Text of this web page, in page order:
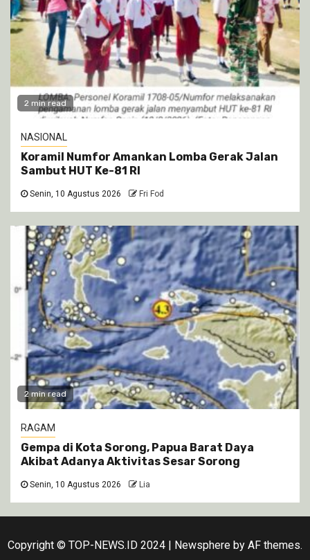
2 min read
NASIONAL
Koramil Numfor Amankan Lomba Gerak Jalan
Sambut HUT Ke-81 RI
Senin, 10 Agustus 2026 Fri Fod
2 min read
RAGAM
Gempa di Kota Sorong, Papua Barat Daya
Akibat Adanya Aktivitas Sesar Sorong
Senin, 10 Agustus 2026 Lia
Copyright © TOP-NEWS.ID 2024 | Newsphere by AF themes.